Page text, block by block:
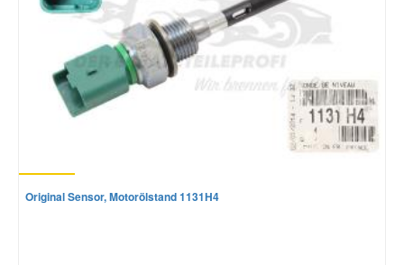
Original Sensor, Motorölstand 1131H4